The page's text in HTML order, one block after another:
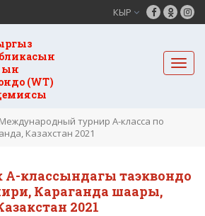
КЫР
ын
(WT)
турнир А-класса по
Казахстан 2021
А-классындагы таэквондо
Караганда шаары,
2021